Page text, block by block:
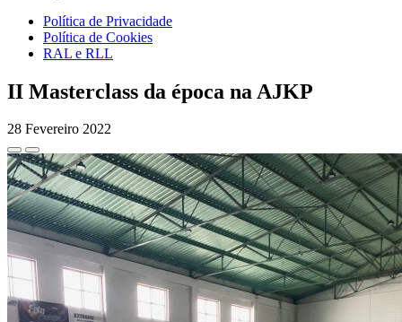
Política de Privacidade
Política de Cookies
RAL e RLL
II Masterclass da época na AJKP
28 Fevereiro 2022